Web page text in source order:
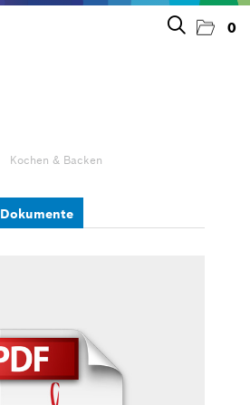
0
Kochen & Backen
Dokumente